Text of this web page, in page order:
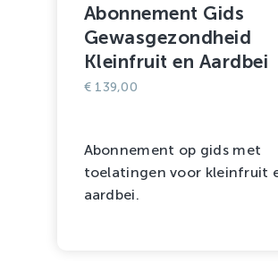
Abonnement Gids
Gewasgezondheid
Kleinfruit en Aardbei
€139,00
Abonnement op gids met
toelatingen voor kleinfruit
aardbei.